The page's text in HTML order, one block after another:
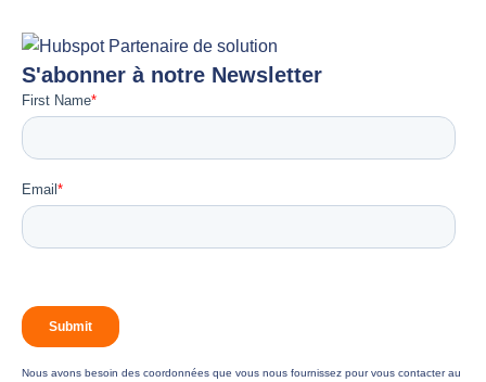
S'abonner à notre Newsletter
Nous avons besoin des coordonnées que vous nous fournissez pour vous contacter au